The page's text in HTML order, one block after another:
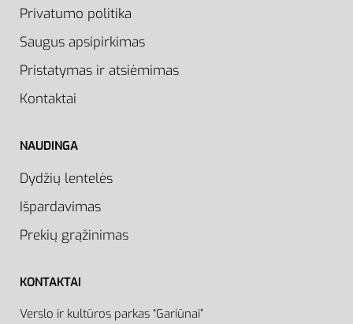
Privatumo politika
Saugus apsipirkimas
Pristatymas ir atsiėmimas
Kontaktai
NAUDINGA
Dydžių lentelės
Išpardavimas
Prekių grąžinimas
KONTAKTAI
Verslo ir kultūros parkas “Gariūnai”